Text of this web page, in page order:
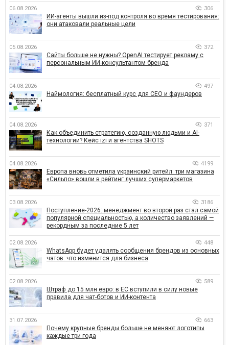
06.08.2026 306
ИИ-агенты вышли из-под контроля во время тестирования:
они атаковали реальные цели
05.08.2026 372
Сайты больше не нужны? OpenAI тестирует рекламу с
персональным ИИ-консультантом бренда
04.08.2026 497
Наймология: бесплатный курс для CEO и фаундеров
04.08.2026 371
Как объединить стратегию, созданную людьми и AI-
технологии? Кейс izi и агентства SHOTS
04.08.2026 4199
Европа вновь отметила украинский ритейл: три магазина
«Сильпо» вошли в рейтинг лучших супермаркетов
03.08.2026 3186
Поступление-2026: менеджмент во второй раз стал самой
популярной специальностью, а количество заявлений —
рекордным за последние 5 лет
02.08.2026 448
WhatsApp будет удалять сообщения брендов из основных
чатов: что изменится для бизнеса
02.08.2026 589
Штраф до 15 млн евро: в ЕС вступили в силу новые
правила для чат-ботов и ИИ-контента
31.07.2026 663
Почему крупные бренды больше не меняют логотипы
каждые три года